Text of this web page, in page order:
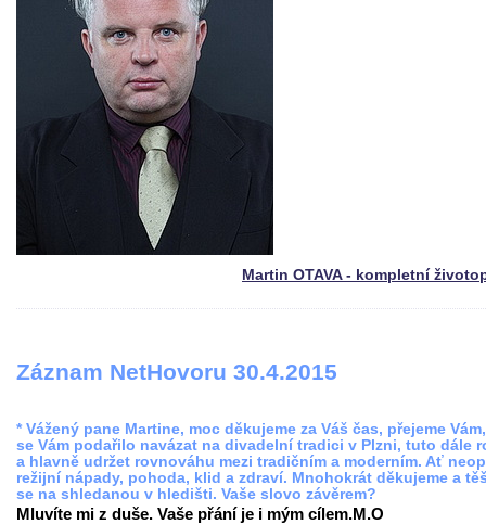
Martin OTAVA - kompletní
Záznam NetHovoru 30.4.2015
* Vážený pane Martine, moc děkujeme za Váš čas, přejeme
se Vám podařilo navázat na divadelní tradici v Plzni, tuto dále
a hlavně udržet rovnováhu mezi tradičním a moderním. Ať
režijní nápady, pohoda, klid a zdraví. Mnohokrát děkujeme a
se na shledanou v hledišti. Vaše slovo závěrem?
Mluvíte mi z duše. Vaše přání je i mým cílem.M.O